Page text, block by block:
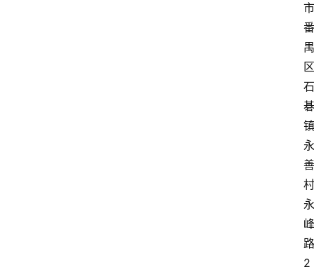
市
番
禺
区
石
碁
镇
永
善
村
永
峰
路
2